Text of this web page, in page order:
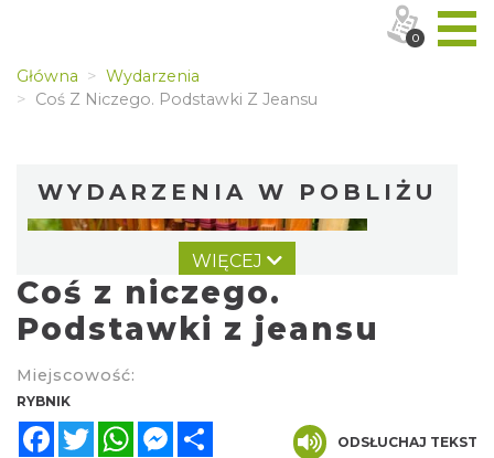
Główna
Wydarzenia
Coś Z Niczego. Podstawki Z Jeansu
WYDARZENIA W POBLIŻU
Warsztat gry na flecie indiańskim –
pierwsze kroki w świecie melodii
Rybnik
WIĘCEJ
Coś z niczego.
Podstawki z jeansu
Miejscowość:
RYBNIK
FacebookTwitterWhatsAppMessenger
ODSŁUCHAJ TEKST
0